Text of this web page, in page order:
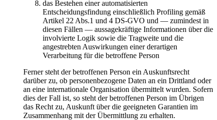
das Bestehen einer automatisierten
Entscheidungsfindung einschließlich Profiling gemäß
Artikel 22 Abs.1 und 4 DS-GVO und — zumindest in
diesen Fällen — aussagekräftige Informationen über die
involvierte Logik sowie die Tragweite und die
angestrebten Auswirkungen einer derartigen
Verarbeitung für die betroffene Person
Ferner steht der betroffenen Person ein Auskunftsrecht
darüber zu, ob personenbezogene Daten an ein Drittland oder
an eine internationale Organisation übermittelt wurden. Sofern
dies der Fall ist, so steht der betroffenen Person im Übrigen
das Recht zu, Auskunft über die geeigneten Garantien im
Zusammenhang mit der Übermittlung zu erhalten.